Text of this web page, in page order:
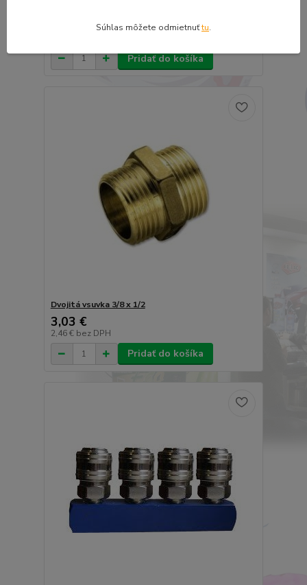
Pridať do košíka
Dvojitá vsuvka 3/8 x 1/2
3,03 €
2,46 € bez DPH
Pridať do košíka
Súhlas môžete odmietnuťtu.